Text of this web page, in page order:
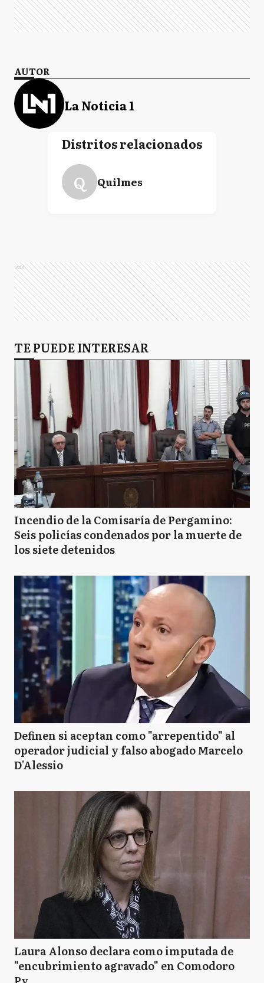
AUTOR
La Noticia 1
Distritos relacionados
Q Quilmes
Ads
TE PUEDE INTERESAR
Incendio de la Comisaría de Pergamino:
Seis policías condenados por la muerte de
los siete detenidos
Definen si aceptan como "arrepentido" al
operador judicial y falso abogado Marcelo
D'Alessio
Laura Alonso declara como imputada de
"encubrimiento agravado" en Comodoro